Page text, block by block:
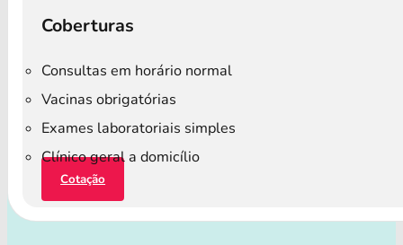
Coberturas
Consultas em horário normal
Vacinas obrigatórias
Exames laboratoriais simples
Clínico geral a domicílio
Cotação